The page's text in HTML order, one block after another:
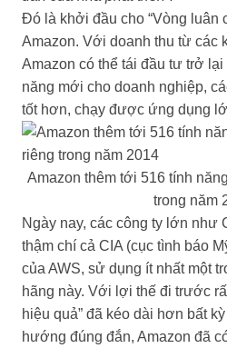
Đó là khởi đầu cho “Vòng luân
Amazon. Với doanh thu từ các
Amazon có thể tái đầu tư trở
năng mới cho doanh nghiệp,
tốt hơn, chạy được ứng dụng
Amazon thêm tới 516 tính
trong năm
Ngày nay, các công ty lớn như
thậm chí cả CIA (cục tình báo
của AWS, sử dụng ít nhất một
hãng này. Với lợi thế đi trước
hiệu quả” đã kéo dài hơn bất
hướng đúng đắn, Amazon đã